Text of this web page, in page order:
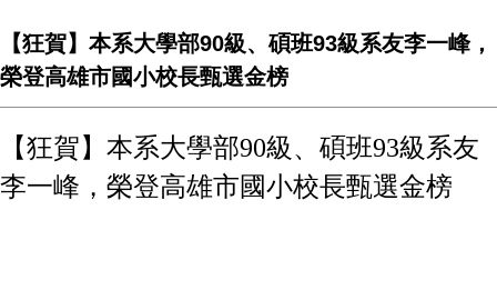
【狂賀】本系大學部90級、碩班93級系友李一峰，
榮登高雄市國小校長甄選金榜
【狂賀】本系大學部90級、碩班93級系友
李一峰，榮登高雄市國小校長甄選金榜